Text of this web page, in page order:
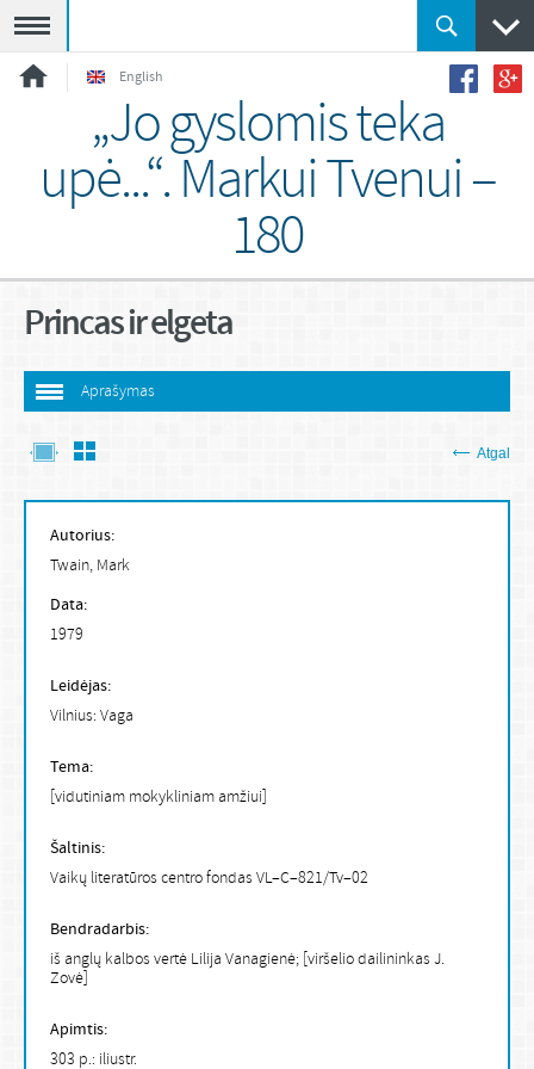
English
„Jo gyslomis teka
upė...“. Markui Tvenui –
180
Princas ir elgeta
Aprašymas
Atgal
Autorius:
Twain, Mark
Data:
1979
Leidėjas:
Vilnius: Vaga
Tema:
[vidutiniam mokykliniam amžiui]
Šaltinis:
Vaikų literatūros centro fondas VL–C–821/Tv–02
Bendradarbis:
iš anglų kalbos vertė Lilija Vanagienė; [viršelio dailininkas J.
Zovė]
Apimtis:
303 p.: iliustr.